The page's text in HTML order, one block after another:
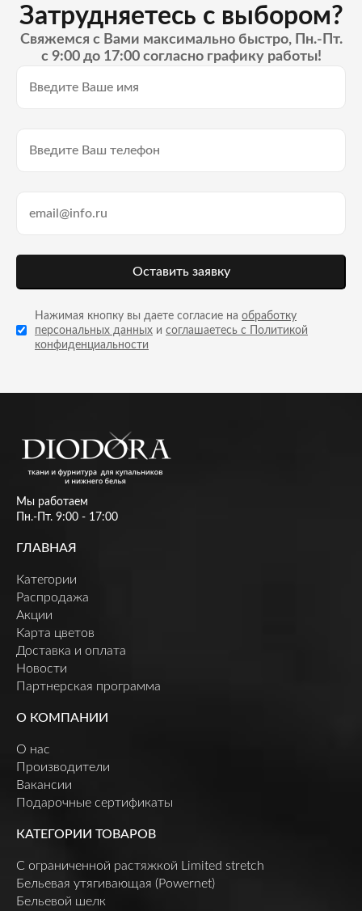
Затрудняетесь с выбором?
Свяжемся с Вами максимально быстро, Пн.-Пт.
с 9:00 до 17:00 согласно графику работы!
Оставить заявку
Нажимая кнопку вы даете согласие на обработку
персональных данных и соглашаетесь с Политикой
конфиденциальности
Мы работаем
Пн.-Пт. 9:00 - 17:00
ГЛАВНАЯ
Категории
Распродажа
Акции
Карта цветов
Доставка и оплата
Новости
Партнерская программа
О КОМПАНИИ
О нас
Производители
Вакансии
Подарочные сертификаты
КАТЕГОРИИ ТОВАРОВ
C ограниченной растяжкой Limited stretch
Бельевая утягивающая (Powernet)
Бельевой шелк